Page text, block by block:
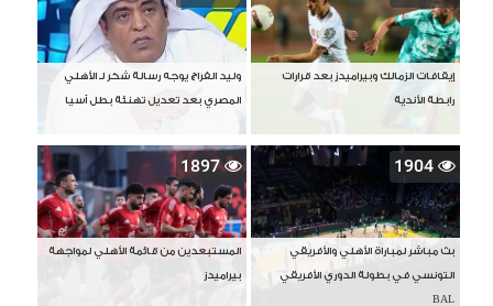
إيقافات الزمالك وبيراميدز بعد قرارات
رابطة الأندية
وليد الفراج يوجه رسالة شكر لـ الأهلي
المصري بعد تعديل تهنئة بطل آسيا
1904
بث مباشر لمباراة الأهلي والأفريقي
التونسي في بطولة الدوري الأفريقي
BAL
1897
المستبعدين من قائمة الأهلي لمواجهة
بيراميدز